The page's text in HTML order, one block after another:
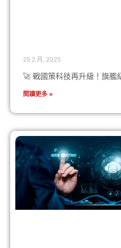
25 2 月, 2025
🚀 戰國策科技再升級！旗艦
閱讀更多 »